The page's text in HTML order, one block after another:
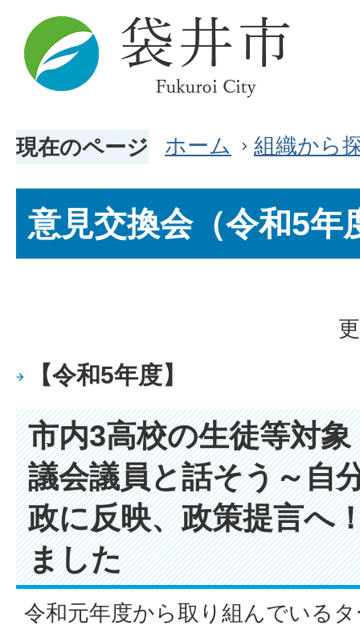
現在のページ ホーム 組織から
意見交換会（令和5年
【令和5年度】
市内3高校の生徒等対
議会議員と話そう～自
政に反映、政策提言へ
ました
令和元年度から取り組んでいる